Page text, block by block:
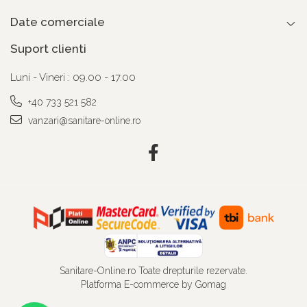
Date comerciale
Suport clienti
Luni - Vineri : 09.00 - 17.00
+40 733 521 582
vanzari@sanitare-online.ro
Sanitare-Online.ro Toate drepturile rezervate.
Platforma E-commerce by Gomag